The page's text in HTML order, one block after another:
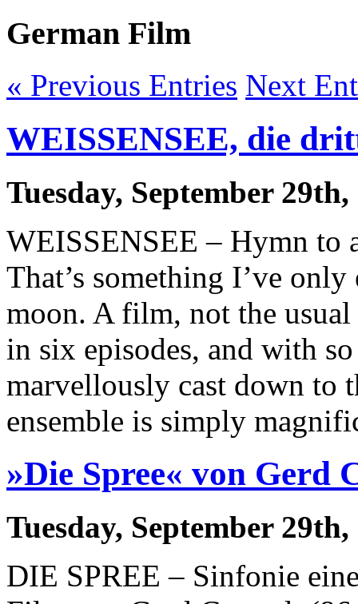
German Film
« Previous Entries Next
WEISSENSEE, die
Tuesday, September 29th,
WEISSENSEE – Hymn to
That’s something I’ve
moon. A film, not the
in six episodes, and with
marvellously cast down to
ensemble is simply
»Die Spree« von Gerd
Tuesday, September 29th,
DIE SPREE – Sinfonie